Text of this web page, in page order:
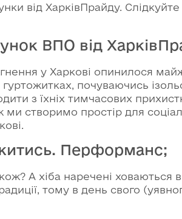
від ХарківПрайду. Слідкуйте
ВПО від
у Харкові опинилося
почуваючись
з їхніх тимчасових
створимо простір для
Перформанс;
А хіба наречені ховаються
тому в день свого